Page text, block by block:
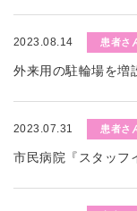
2023.08.14 患者さ
外来用の駐輪場を増
2023.07.31 患者さ
市民病院『スタッフ